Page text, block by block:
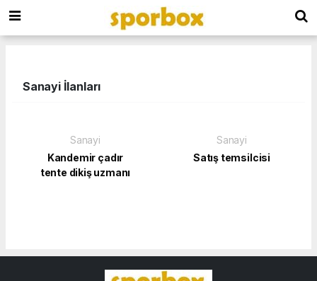
Sanayi İlanları
Sanayi
Kandemir çadır
tente dikiş uzmanı
Sanayi
Satış temsilcisi